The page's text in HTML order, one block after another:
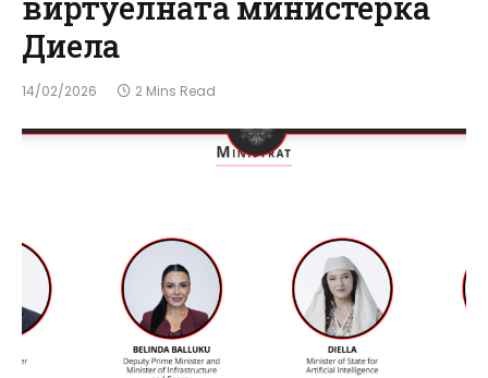
Диела
14/02/2026 2 Mins Read